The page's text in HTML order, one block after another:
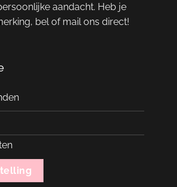
aandacht. Heb je
bel of mail ons direct!